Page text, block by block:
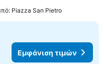
Piazza San Pietro
Εμφάνιση τιμών